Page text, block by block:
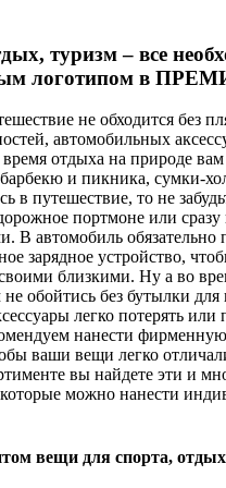
туризм – все
логотипом в
не обходится без
автомобильных
отдыха на природе
и пикника, сумки-
в путешествие, то не
портмоне или
В автомобиль обязательно
зарядное устройство,
близкими. Ну а во
не обойтись без бутылки
легко потерять или
нанести
ваши вещи легко
вы найдете эти и
можно нанести
вещи для спорта,